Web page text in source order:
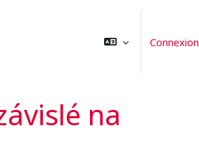
Connexion
na